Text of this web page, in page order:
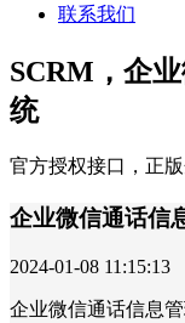
联系我们
SCRM，企
统
官方授权接口，正
企业微信通话信
2024-01-08 11:15:13
企业微信通话信息